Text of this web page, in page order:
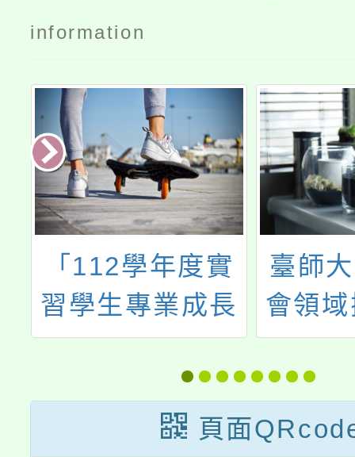
information
「112學年度實
習學生專業成長
工作坊」
臺師
會領
作教師
歷
頁面